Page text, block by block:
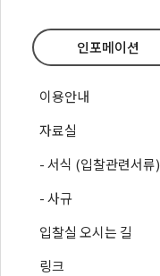
인포메이션
이용안내
자료실
- 서식 (입찰관련서류)
- 사규
입찰실 오시는 길
링크